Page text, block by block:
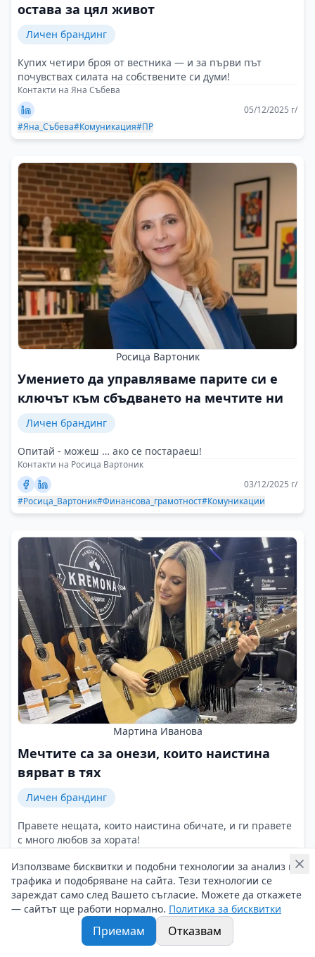
остава за цял живот
Личен брандинг
Купих четири броя от вестника — и за първи път
почувствах силата на собствените си думи!
Контакти на Яна Събева
05/12/2025 г/
#Яна_Събева#Комуникация#ПР
Росица Вартоник
Умението да управляваме парите си е
ключът към сбъдването на мечтите ни
Личен брандинг
Опитай - можеш … ако се постараеш!
Контакти на Росица Вартоник
03/12/2025 г/
#Росица_Вартоник#Финансова_грамотност#Комуникации
Мартина Иванова
Мечтите са за онези, които наистина
вярват в тях
Личен брандинг
Правете нещата, които наистина обичате, и ги правете
с много любов за хората!
02/12/2025 г/
#Мартина_Иванова
#Музика
Използваме бисквитки и подобни технологии за анализ на
трафика и подобряване на сайта. Тези технологии се
зареждат само след Вашето съгласие. Можете да откажете
— сайтът ще работи нормално. Политика за бисквитки
Приемам Отказвам